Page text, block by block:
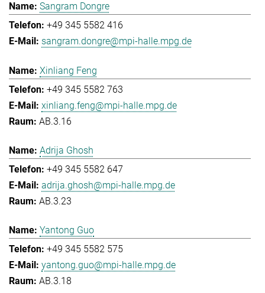
Sangram Dongre
+49 345 5582 416
sangram.dongre@mpi-halle.mpg.de
Xinliang Feng
+49 345 5582 763
xinliang.feng@mpi-halle.mpg.de
AB.3.16
Adrija Ghosh
+49 345 5582 647
adrija.ghosh@mpi-halle.mpg.de
AB.3.23
Yantong Guo
+49 345 5582 575
yantong.guo@mpi-halle.mpg.de
AB.3.18